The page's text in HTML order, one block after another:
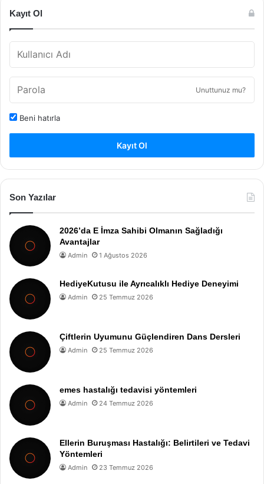
Kayıt Ol
Unuttunuz mu?
Beni hatırla
Kayıt Ol
Son Yazılar
2026’da E İmza Sahibi Olmanın Sağladığı
Avantajlar
Admin 1 Ağustos 2026
HediyeKutusu ile Ayrıcalıklı Hediye Deneyimi
Admin 25 Temmuz 2026
Çiftlerin Uyumunu Güçlendiren Dans Dersleri
Admin 25 Temmuz 2026
emes hastalığı tedavisi yöntemleri
Admin 24 Temmuz 2026
Ellerin Buruşması Hastalığı: Belirtileri ve Tedavi
Yöntemleri
Admin 23 Temmuz 2026